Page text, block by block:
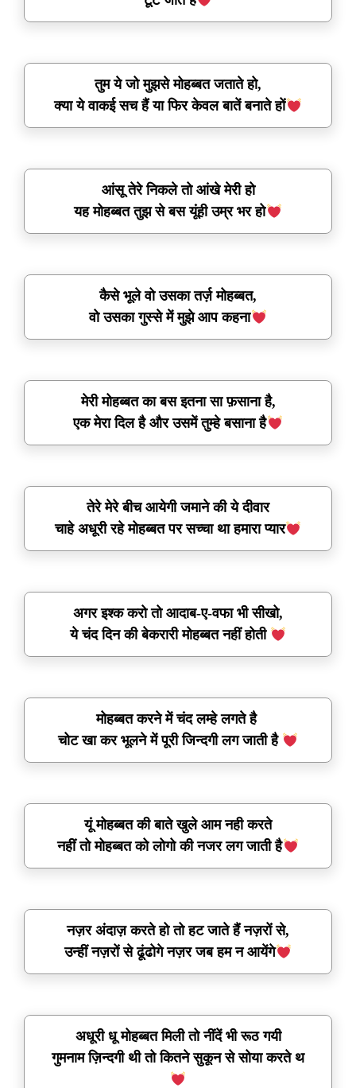
तुम ये जो मुझसे मोहब्बत जताते हो,
क्या ये वाकई सच हैं या फिर केवल बातें बनाते हों
आंसू तेरे निकले तो आंखे मेरी हो
यह मोहब्बत तुझ से बस यूंही उम्र भर हो
कैसे भूले वो उसका तर्ज़ मोहब्बत,
वो उसका गुस्से में मुझे आप कहना
मेरी मोहब्बत का बस इतना सा फ़साना है,
एक मेरा दिल है और उसमें तुम्हे बसाना है
तेरे मेरे बीच आयेगी जमाने की ये दीवार
चाहे अधूरी रहे मोहब्बत पर सच्चा था हमारा प्यार
अगर इश्क करो तो आदाब-ए-वफा भी सीखो,
ये चंद दिन की बेकरारी मोहब्बत नहीं होती
मोहब्बत करने में चंद लम्हे लगते है
चोट खा कर भूलने में पूरी जिन्दगी लग जाती है
यूं मोहब्बत की बाते खुले आम नही करते
नहीं तो मोहब्बत को लोगो की नजर लग जाती है
नज़र अंदाज़ करते हो तो हट जाते हैं नज़रों से,
उन्हीं नज़रों से ढूंढोगे नज़र जब हम न आयेंगे
अधूरी धू मोहब्बत मिली तो नींदें भी रूठ गयी
गुमनाम ज़िन्दगी थी तो कितने सुकून से सोया करते थ